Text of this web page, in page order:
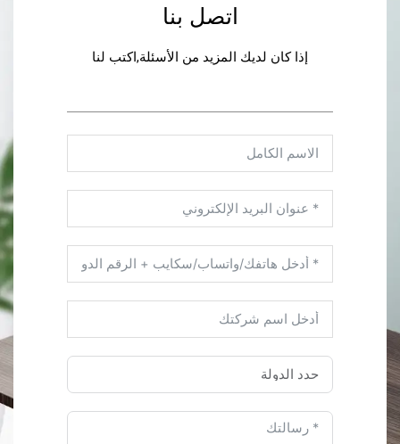
اتصل بنا
إذا كان لديك المزيد من الأسئلة,اكتب لنا